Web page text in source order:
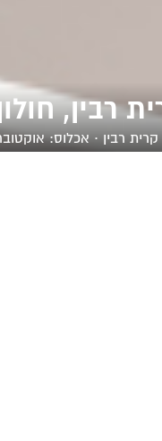
רבין,
רבין · אכלוס: אוקטובר,